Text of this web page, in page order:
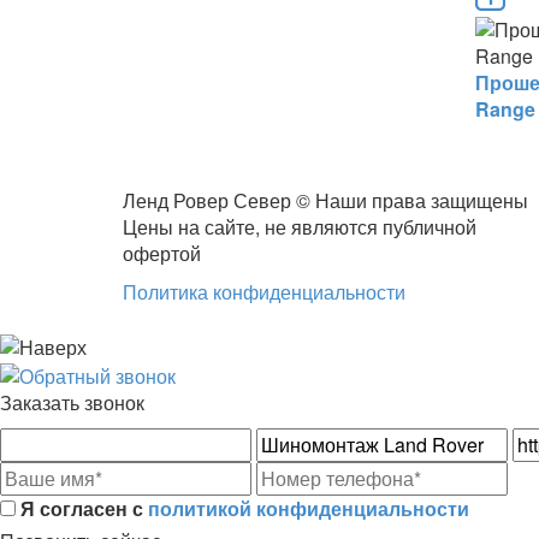
Ленд Ровер Север © Наши права защищены
Цены на сайте, не являются публичной
офертой
Политика конфиденциальности
Заказать звонок
Я согласен с политикой конфиденциальности